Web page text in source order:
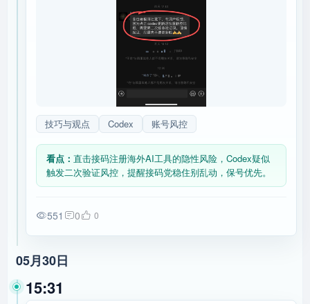
技巧与观点 Codex 账号风控
看点： 直击接码注册海外AI工具的隐性风险，Codex疑似
触发二次验证风控，提醒接码党稳住别乱动，保号优先。
551 0 0
05月30日
15:31